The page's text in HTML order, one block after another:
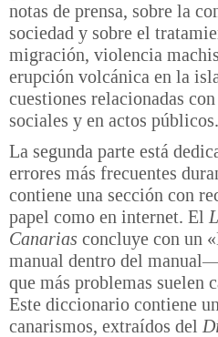
notas de prensa, sobre la
sociedad y sobre el
migración, violencia
erupción volcánica en la
cuestiones relacionadas
sociales y en actos públicos.
La segunda parte está
errores más frecuentes
contiene una sección con
papel como en internet. El
Canarias concluye con un
manual dentro del
que más problemas suelen
Este diccionario contiene
canarismos, extraídos del